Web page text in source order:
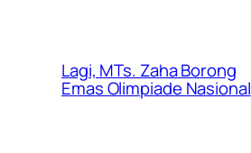
Lagi, MTs. Zaha Borong
Emas Olimpiade Nasional